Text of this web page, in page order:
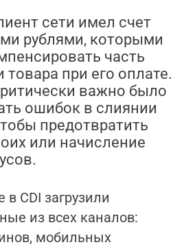
сети имел счет
рублями, которыми
часть
товара при его оплате.
важно было
ошибок в слиянии
предотвратить
или начисление
CDI загрузили
из всех каналов:
мобильных